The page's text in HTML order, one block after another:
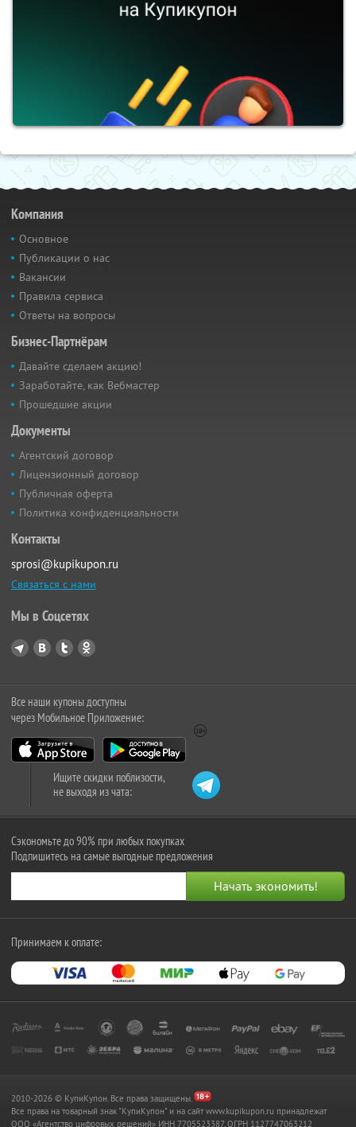
Компания
Основное
Публикации о нас
Вакансии
Правила сервиса
Ответы на вопросы
Бизнес-Партнёрам
Давайте сделаем акцию!
Заработайте, как Вебмастер
Прошедшие акции
Документы
Агентский договор
Лицензионный договор
Публичная оферта
Политика конфиденциальности
Контакты
sprosi@kupikupon.ru
Связаться с нами
Мы в Соцсетях
Все наши купоны доступны
через Мобильное Приложение:
Ищите скидки поблизости,
не выходя из чата:
Сэкономьте до 90% при любых покупках
Подпишитесь на самые выгодные предложения
Принимаем к оплате:
2010-2026 © КупиКупон. Все права защищены.
Все права на товарный знак "КупиКупон" и на сайт www.kupikupon.ru принадлежат
OOO «Агентство цифровых решений» ИНН 7705523387, ОГРН 1127747063212